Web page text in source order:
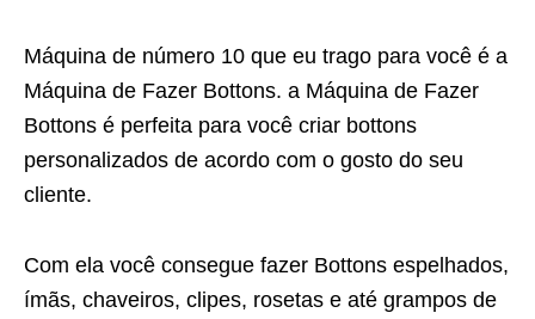
Máquina de número 10 que eu trago para você é a
Máquina de Fazer Bottons. a Máquina de Fazer
Bottons é perfeita para você criar bottons
personalizados de acordo com o gosto do seu
cliente.
Com ela você consegue fazer Bottons espelhados,
ímãs, chaveiros, clipes, rosetas e até grampos de